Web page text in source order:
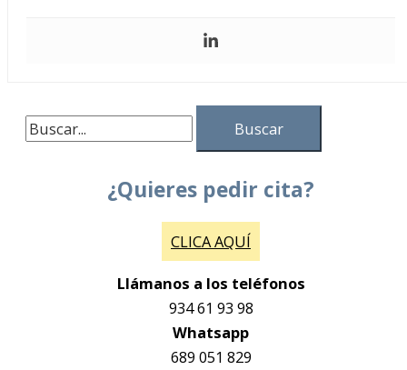
¿Quieres pedir cita?
CLICA AQUÍ
Llámanos a los teléfonos
934 61 93 98
Whatsapp
689 051 829